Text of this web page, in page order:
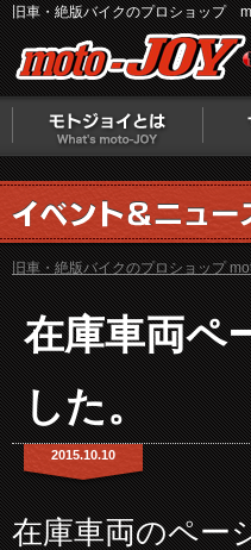
旧車・絶版バイクのプロショップ
旧車・絶版バイクのプロショップ
在庫車両ペ
した。
2015.10.10
在庫車両のペー